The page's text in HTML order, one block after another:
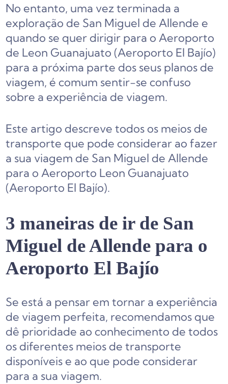
No entanto, uma vez terminada a
exploração de San Miguel de Allende e
quando se quer dirigir para o Aeroporto
de Leon Guanajuato (Aeroporto El Bajío)
para a próxima parte dos seus planos de
viagem, é comum sentir-se confuso
sobre a experiência de viagem.
Este artigo descreve todos os meios de
transporte que pode considerar ao fazer
a sua viagem de San Miguel de Allende
para o Aeroporto Leon Guanajuato
(Aeroporto El Bajío).
3 maneiras de ir de San
Miguel de Allende para o
Aeroporto El Bajío
Se está a pensar em tornar a experiência
de viagem perfeita, recomendamos que
dê prioridade ao conhecimento de todos
os diferentes meios de transporte
disponíveis e ao que pode considerar
para a sua viagem.